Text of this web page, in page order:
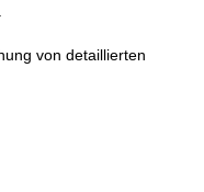
von detaillierten